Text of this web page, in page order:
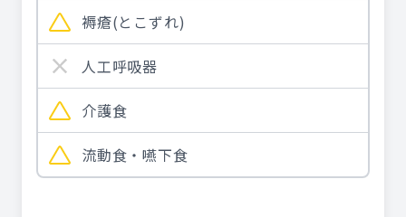
褥瘡(とこずれ)
人工呼吸器
介護食
流動食・嚥下食